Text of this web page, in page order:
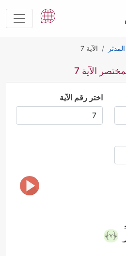
المدثر الآية 7
الآية 7
اختر رقم الآية
﴿٧﴾